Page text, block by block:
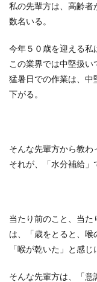
私の先輩方は、高齢者
数名いる。
今年５０歳を迎える私
この業界では中堅扱い
猛暑日での作業は、中
下がる。
そんな先輩方から教わ
それが、「水分補給」
当たり前のこと、当た
は、「歳をとると、喉
「喉が乾いた」と感じ
そんな先輩方は、「意